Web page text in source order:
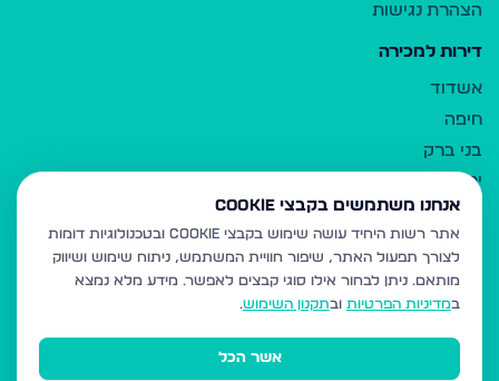
הצהרת נגישות
דירות למכירה
אשדוד
חיפה
בני ברק
ירושלים
אלעד
גבעת זאב
בית שמש
רכסים
מודיעין עילית
אנחנו משתמשים בקבצי Cookie
אתר רשות היחיד עושה שימוש בקבצי Cookie ובטכנולוגיות דומות
לצורך תפעול האתר, שיפור חוויית המשתמש, ניתוח שימוש ושיווק
מותאם. ניתן לבחור אילו סוגי קבצים לאפשר. מידע מלא נמצא
במדיניות הפרטיות ובתקנון השימוש.
אשר הכל